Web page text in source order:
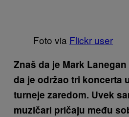
Foto via Flickr user
Znaš da je Mark
da je održao tri koncerta
turneje zaredom. Uvek
muzičari pričaju među